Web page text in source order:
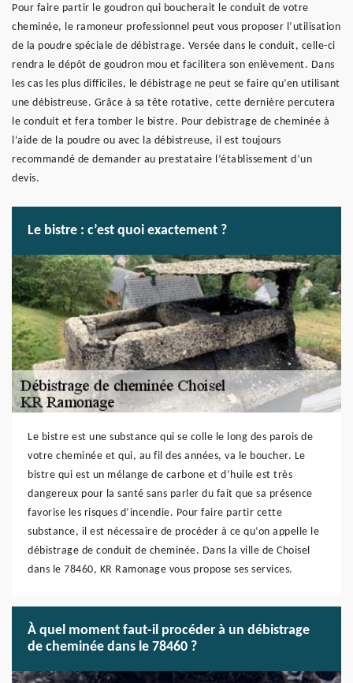
Pour faire partir le goudron qui boucherait le conduit de votre
cheminée, le ramoneur professionnel peut vous proposer l’utilisation
de la poudre spéciale de débistrage. Versée dans le conduit, celle-ci
rendra le dépôt de goudron mou et facilitera son enlèvement. Dans
les cas les plus difficiles, le débistrage ne peut se faire qu’en utilisant
une débistreuse. Grâce à sa tête rotative, cette dernière percutera
le conduit et fera tomber le bistre. Pour debistrage de cheminée à
l’aide de la poudre ou avec la débistreuse, il est toujours
recommandé de demander au prestataire l’établissement d’un
devis.
Le bistre : c’est quoi exactement ?
Le bistre est une substance qui se colle le long des parois de
votre cheminée et qui, au fil des années, va le boucher. Le
bistre qui est un mélange de carbone et d’huile est très
dangereux pour la santé sans parler du fait que sa présence
favorise les risques d’incendie. Pour faire partir cette
substance, il est nécessaire de procéder à ce qu’on appelle le
débistrage de conduit de cheminée. Dans la ville de Choisel
dans le 78460, KR Ramonage vous propose ses services.
À quel moment faut-il procéder à un débistrage
de cheminée dans le 78460 ?